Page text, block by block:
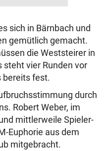
sich in Bärnbach und
gemütlich gemacht.
die Weststeirer in
steht vier Runden vor
bereits fest.
durch
Robert Weber, im
mittlerweile Spieler-
Euphorie aus dem
mitgebracht.